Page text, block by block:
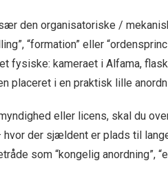
den organisatoriske /
“formation” eller
fysiske: kameraet i Alfama,
placeret i en praktisk lille
eller licens, skal du
hvor der sjældent er plads til
som “kongelig anordning”,